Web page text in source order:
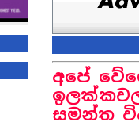
අපේ
සමන්ත